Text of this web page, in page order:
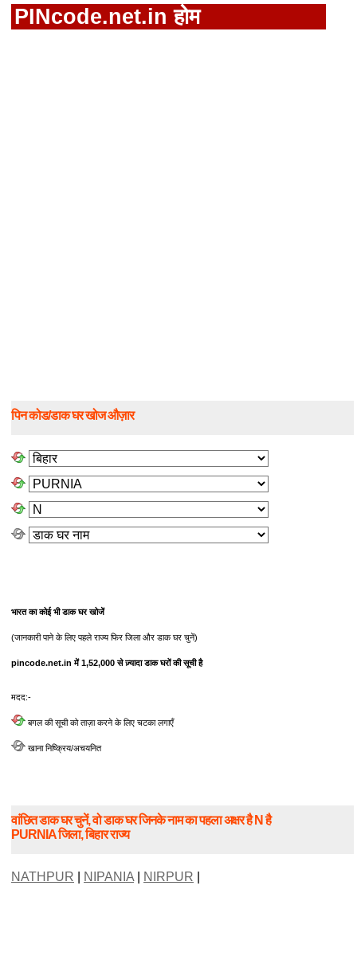
PINcode.net.in होम
पिन कोड/डाक घर खोज औज़ार
भारत का कोई भी डाक घर खोजें
(जानकारी पाने के लिए पहले राज्य फिर जिला और डाक घर चुनें)
pincode.net.in में 1,52,000 से ज़्यादा डाक घरों की सूची है
मदद:-
बगल की सूची को ताज़ा करने के लिए चटका लगाएँ
खाना निष्क्रिय/अचयनित
वांछित डाक घर चुनें, वो डाक घर जिनके नाम का पहला अक्षर है N है
PURNIA जिला, बिहार राज्य
NATHPUR NIPANIA| NIRPUR